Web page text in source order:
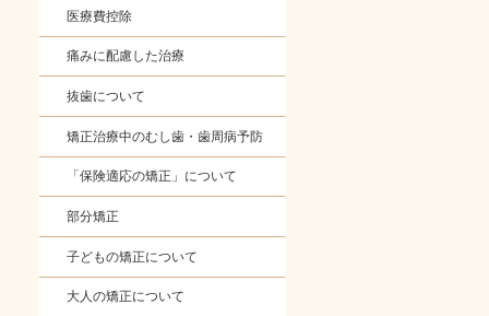
医療費控除
痛みに配慮した治療
抜歯について
矯正治療中のむし歯・歯周病予防
「保険適応の矯正」について
部分矯正
子どもの矯正について
大人の矯正について